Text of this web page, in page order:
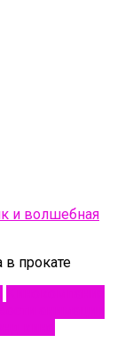
и волшебная